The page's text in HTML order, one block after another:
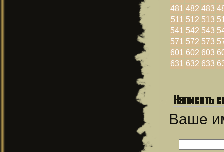
481 482 483
511 512 513
541 542 543
571 572 573
601 602 603
631 632 633
Ваше